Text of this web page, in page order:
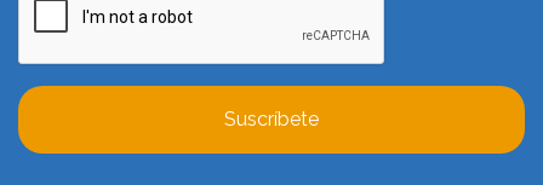
Suscríbete